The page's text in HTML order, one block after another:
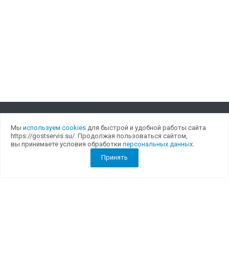
Компания
О компании
Лицензии
Мы используем cookies для быстрой и удобной работы сайта
https://gostservis.su/. Продолжая пользоваться сайтом,
вы принимаете условия обработки персональных данных.
Принять